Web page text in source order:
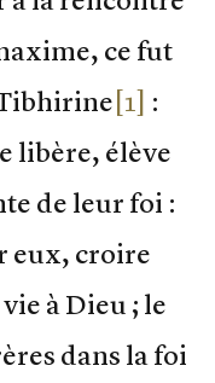
ce fut
[1] :
libère, élève
de leur foi :
eux, croire
à Dieu ; le
dans la foi